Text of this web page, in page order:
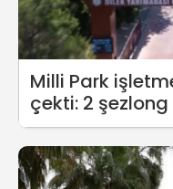
Milli Park
çekti: 2 şezlong